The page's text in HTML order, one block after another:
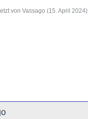
von Vassago (15. April 2024)